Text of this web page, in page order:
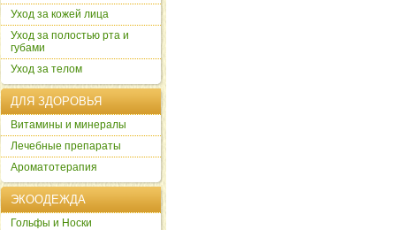
Уход за кожей лица
Уход за полостью рта и
губами
Уход за телом
ДЛЯ ЗДОРОВЬЯ
Витамины и минералы
Лечебные препараты
Ароматотерапия
ЭКООДЕЖДА
Гольфы и Носки